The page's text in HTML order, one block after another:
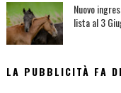
Nuovo
lista al 3
LA PUBBLICITÀ FA